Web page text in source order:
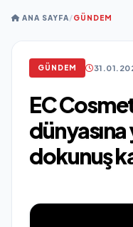
ANA SAYFA/GÜNDEM
GÜNDEM
EC
dünyasına
dokunuş